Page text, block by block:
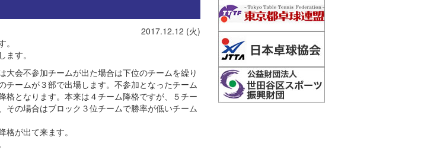
2017.12.12 (火)
す。
会不参加チームが出た場合は下位のチームを繰り
ームが３部で出場します。不参加となったチーム
となります。本来は４チーム降格ですが、５チー
の場合はブロック３位チームで勝率が低いチーム
が出て来ます。